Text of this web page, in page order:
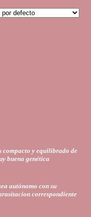
compacto y equilibrado de
buena genética
autónomo con su
correspondiente